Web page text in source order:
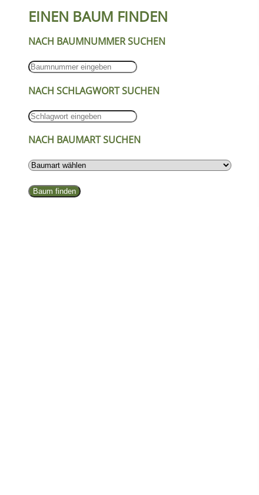
EINEN BAUM FINDEN
NACH BAUMNUMMER SUCHEN
NACH SCHLAGWORT SUCHEN
NACH BAUMART SUCHEN
Baum finden